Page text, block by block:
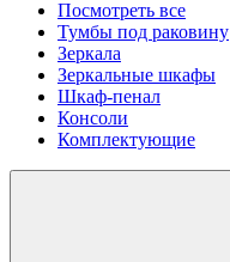
Посмотреть все
Тумбы под раковину
Зеркала
Зеркальные шкафы
Шкаф-пенал
Консоли
Комплектующие